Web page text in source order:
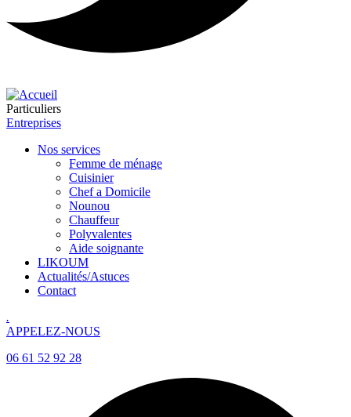
Particuliers
Entreprises
Nos services
Femme de ménage
Cuisinier
Chef a Domicile
Nounou
Chauffeur
Polyvalentes
Aide soignante
LIKOUM
Actualités/Astuces
Contact
.
APPELEZ-NOUS
06 61 52 92 28